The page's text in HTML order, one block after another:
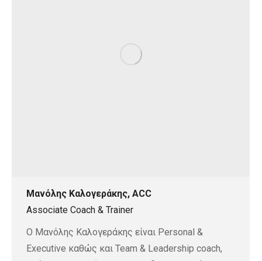
Μανόλης Καλογεράκης, ACC
Associate Coach & Trainer
O Mανόλης Καλογεράκης είναι Personal &
Executive καθώς και Team & Leadership coach,